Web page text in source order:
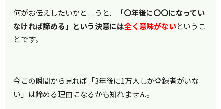
何がお伝えしたいかと言うと、
「〇年後に〇〇になってい
なければ諦める」という決意には全く意味がないというこ
とです。
今この瞬間から見れば「3年後に1万人しか登録者がいな
い」は諦める理由になるかも知れません。